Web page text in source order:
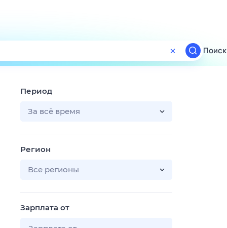
Поиск
ТВ-программа
Поиск
Период
За всё время
Регион
Все регионы
Зарплата от